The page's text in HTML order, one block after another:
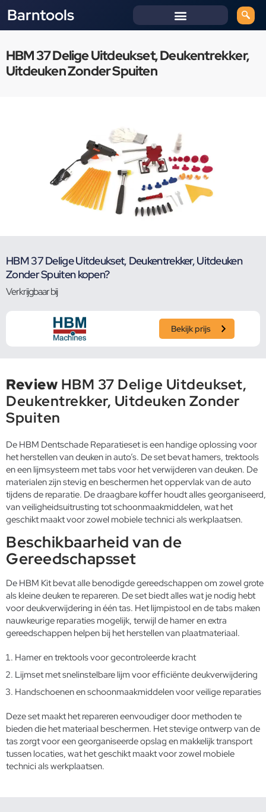
Barntools
HBM 37 Delige Uitdeukset, Deukentrekker,
Uitdeuken Zonder Spuiten
HBM 37 Delige Uitdeukset, Deukentrekker, Uitdeuken
Zonder Spuiten kopen?
Verkrijgbaar bij
Bekijk prijs
Review HBM 37 Delige Uitdeukset,
Deukentrekker, Uitdeuken Zonder
Spuiten
De HBM Dentschade Reparatieset is een handige oplossing voor
het herstellen van deuken in auto’s. De set bevat hamers, trektools
en een lijmsysteem met tabs voor het verwijderen van deuken. De
materialen zijn stevig en beschermen het oppervlak van de auto
tijdens de reparatie. De draagbare koffer houdt alles georganiseerd,
van veiligheidsuitrusting tot schoonmaakmiddelen, wat het
geschikt maakt voor zowel mobiele technici als werkplaatsen.
Beschikbaarheid van de
Gereedschapsset
De HBM Kit bevat alle benodigde gereedschappen om zowel grote
als kleine deuken te repareren. De set biedt alles wat je nodig hebt
voor deukverwijdering in één tas. Het lijmpistool en de tabs maken
nauwkeurige reparaties mogelijk, terwijl de hamer en extra
gereedschappen helpen bij het herstellen van plaatmateriaal.
Hamer en trektools voor gecontroleerde kracht
Lijmset met snelinstelbare lijm voor efficiënte deukverwijdering
Handschoenen en schoonmaakmiddelen voor veilige reparaties
Deze set maakt het repareren eenvoudiger door methoden te
bieden die het materiaal beschermen. Het stevige ontwerp van de
tas zorgt voor een georganiseerde opslag en makkelijk transport
tussen locaties, wat het geschikt maakt voor zowel mobiele
technici als werkplaatsen.